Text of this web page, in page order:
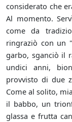
considerato che
Al momento.
come da
ringraziò con un
garbo, sganciò il
undici anni,
provvisto di due
Come al solito,
il babbo, un
glassa e frutta